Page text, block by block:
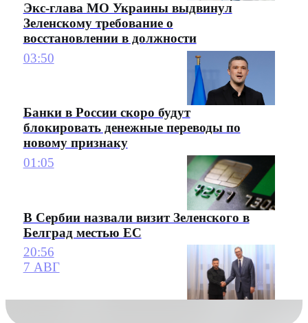
Экс-глава МО Украины выдвинул
Зеленскому требование о
восстановлении в должности
03:50
Банки в России скоро будут
блокировать денежные переводы по
новому признаку
01:05
В Сербии назвали визит Зеленского в
Белград местью ЕС
20:56
7 АВГ